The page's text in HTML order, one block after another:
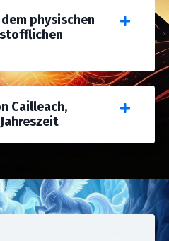
physischen
Cailleach,